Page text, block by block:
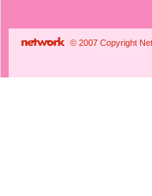
© 2007 Copyright